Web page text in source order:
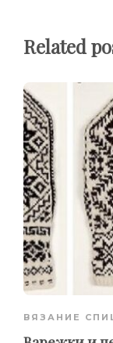
Related
ВЯЗАНИЕ